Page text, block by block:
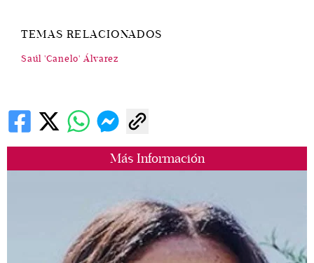
Más Información
TEMAS RELACIONADOS
Saúl 'Canelo' Álvarez